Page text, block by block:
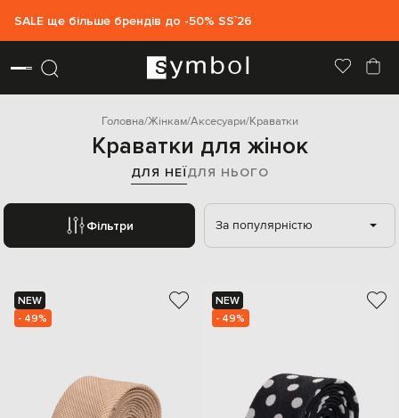
SALE ще більше брендів до -50% SS`26
Головна Жінкам Аксесуари Краватки
Краватки для жінок
ДЛЯ НЕЇДЛЯ НЬОГО
Фільтри За популярністю
NEW
- 49%
NEW
- 49%